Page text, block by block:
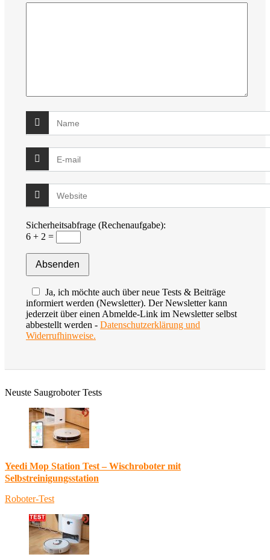
Sicherheitsabfrage (Rechenaufgabe):
6 + 2 =
Ja, ich möchte auch über neue Tests & Beiträge
informiert werden (Newsletter). Der Newsletter kann
jederzeit über einen Abmelde-Link im Newsletter selbst
abbestellt werden - Datenschutzerklärung und
Widerrufhinweise.
Neuste Saugroboter Tests
Yeedi Mop Station Test – Wischroboter mit
Selbstreinigungsstation
Roboter-Test